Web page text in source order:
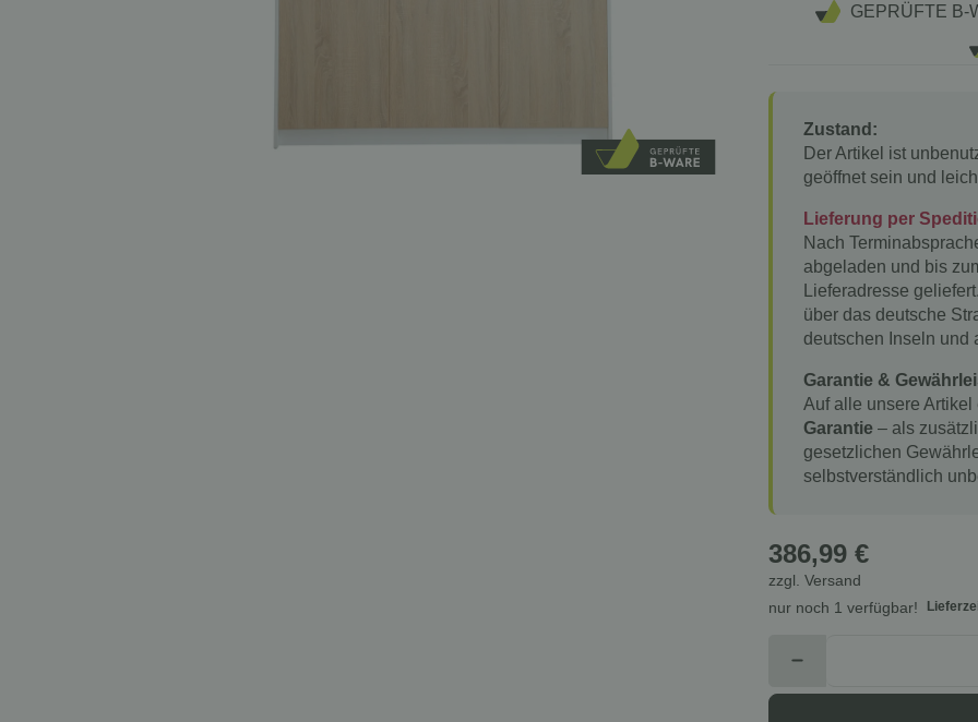
GEPRÜFTE B-
Zustand:
Der Artikel ist
geöffnet sein und
Lieferung per
Nach
abgeladen und bis
Lieferadresse
über das deutsche
deutschen Inseln und
Garantie &
Auf alle unsere
Garantie – als
gesetzlichen
selbstverständlich
386,99 €
zzgl. Versand
nur noch 1 verfügbar!